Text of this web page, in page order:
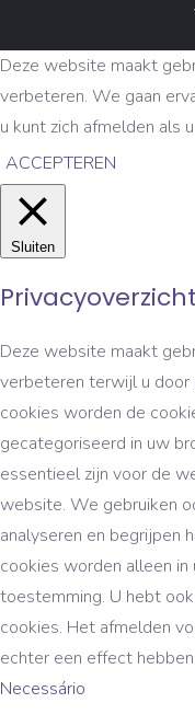
Deze website maakt
verbeteren. We gaan
u kunt zich afmelden als
ACCEPTEREN
Sluiten
Privacyoverzicht
Deze website maakt
verbeteren terwijl u door
cookies worden de
gecategoriseerd in uw
essentieel zijn voor de
website. We gebruiken
analyseren en begrijpen
cookies worden alleen
toestemming. U hebt
cookies. Het afmelden
echter een effect
Necessário